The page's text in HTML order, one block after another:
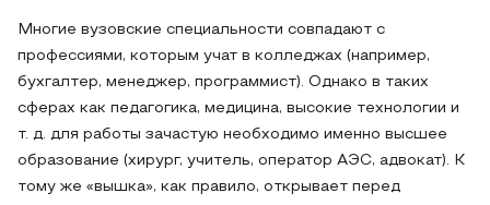
Многие вузовские специальности совпадают с
профессиями, которым учат в колледжах (например,
бухгалтер, менеджер, программист). Однако в таких
сферах как педагогика, медицина, высокие технологии и
т. д. для работы зачастую необходимо именно высшее
образование (хирург, учитель, оператор АЭС, адвокат). К
тому же «вышка», как правило, открывает перед